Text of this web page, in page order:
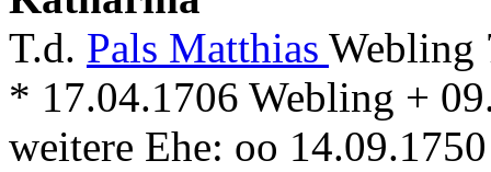
T.d. Pals Matthias Webling
* 17.04.1706 Webling +
weitere Ehe: oo